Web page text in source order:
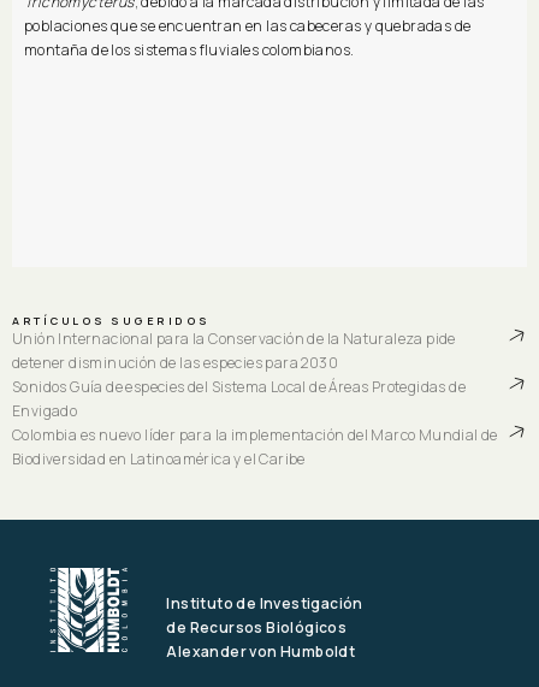
poblaciones que se encuentran en las cabeceras y quebradas de
montaña de los sistemas fluviales colombianos.
ARTÍCULOS SUGERIDOS
Unión Internacional para la Conservación de la Naturaleza pide
detener disminución de las especies para 2030
Sonidos Guía de especies del Sistema Local de Áreas Protegidas de
Envigado
Colombia es nuevo líder para la implementación del Marco Mundial de
Biodiversidad en Latinoamérica y el Caribe
Instituto de Investigación
de Recursos Biológicos
Alexander von Humboldt